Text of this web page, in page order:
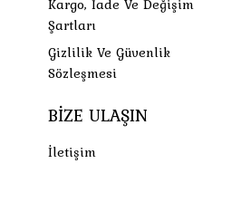
Kargo, İade Ve Değişim
Şartları
Gizlilik Ve Güvenlik
Sözleşmesi
BIZE ULAŞIN
İletişim